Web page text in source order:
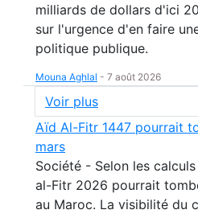
milliards de dollars d'ici
sur l'urgence d'en faire
politique publique.
Mouna Aghlal - 7 août 2026
Voir plus
Aïd Al-Fitr 1447 pourrait
mars
Société - Selon les
al-Fitr 2026 pourrait
au Maroc. La visibilité du